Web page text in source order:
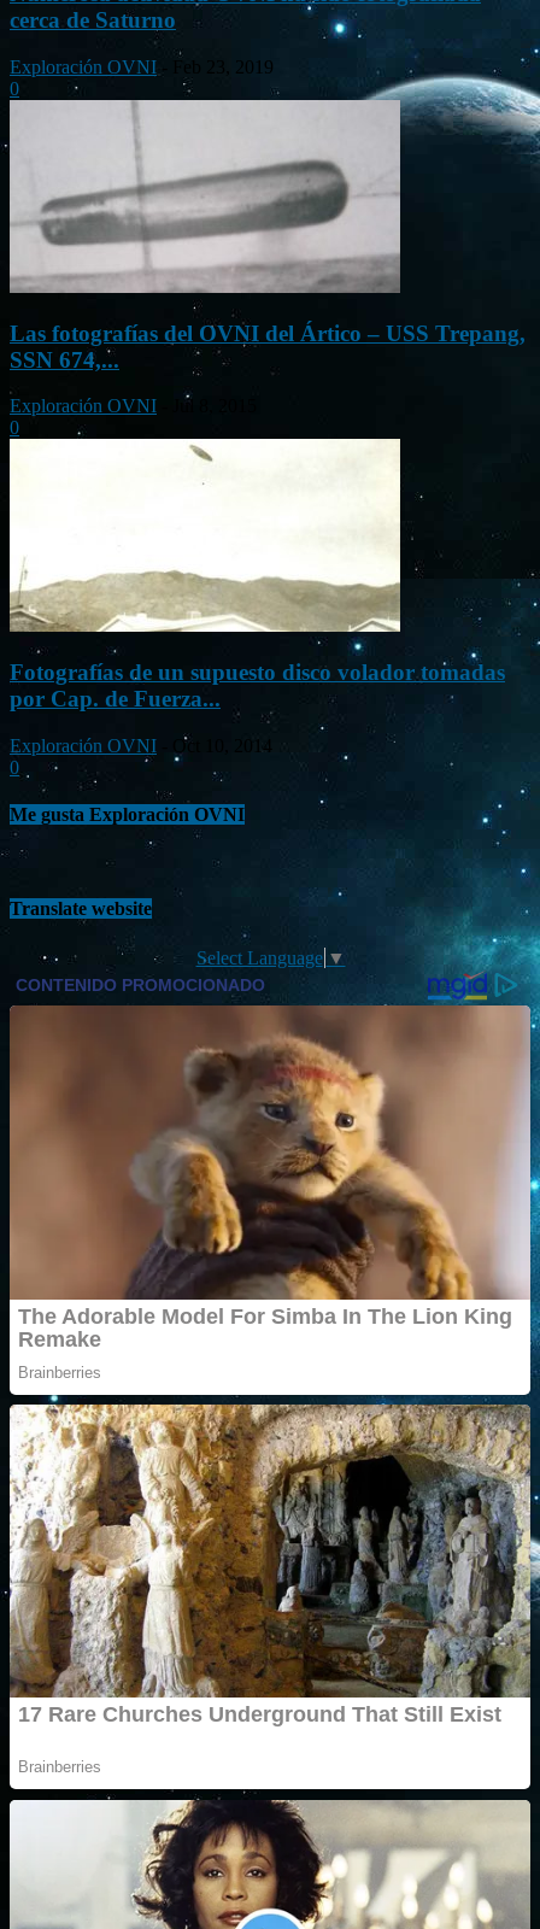
cerca de Saturno
Exploración OVNI
Feb 23, 2019
0
Las fotografías del OVNI del Ártico – USS Trepang,
SSN 674,...
Exploración OVNI
Jul 8, 2015
0
Fotografías de un supuesto disco volador tomadas
por Cap. de Fuerza...
Exploración OVNI
Oct 10, 2014
0
Me gusta Exploración OVNI
Translate website
Select Language ▼